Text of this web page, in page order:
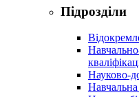
Підрозділи
Науково-
Навчальна